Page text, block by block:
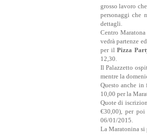
grosso lavoro
personaggi che
dettagli.
Centro
vedrà partenze
per ilPizza
12,30.
Il Palazzetto
mentre la
Questo anche in
10,00 per la
Quote di
€30,00), per
06/01/2015.
La Maratonina si